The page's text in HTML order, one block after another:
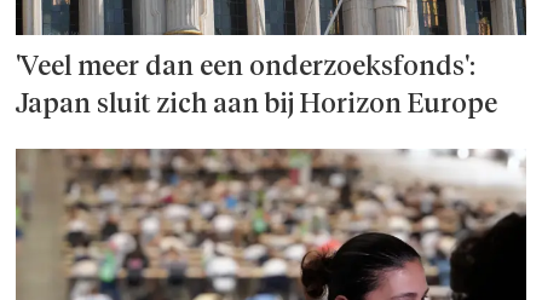
'Veel meer dan een onderzoeks­fonds':
Japan sluit zich aan bij Horizon Europe